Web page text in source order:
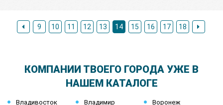
9 10 11 12 13 14 15 16 17 18
КОМПАНИИ ТВОЕГО ГОРОДА УЖЕ В
НАШЕМ КАТАЛОГЕ
Владивосток Владимир Воронеж